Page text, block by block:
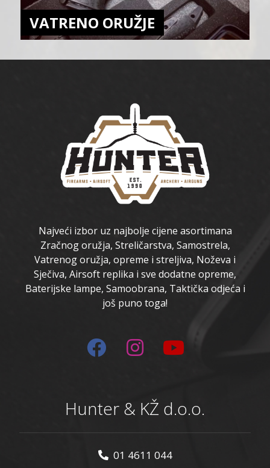
VATRENO ORUŽJE
Najveći izbor uz najbolje cijene asortimana
Zračnog oružja, Streličarstva, Samostrela,
Vatrenog oružja, opreme i streljiva, Noževa i
Sječiva, Airsoft replika i sve dodatne opreme,
Baterijske lampe, Samoobrana, Taktička odjeća i
još puno toga!
Hunter & KŽ d.o.o.
01 4611 044